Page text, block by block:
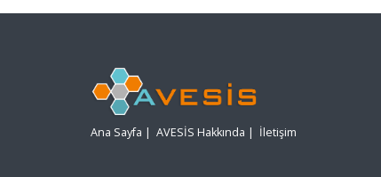
Ana Sayfa | AVESİS Hakkında | İletişim